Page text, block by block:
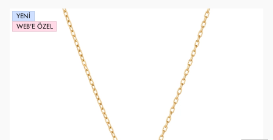
YENI
WEB'E ÖZEL